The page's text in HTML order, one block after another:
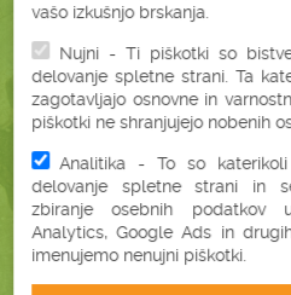
ZAKAJ BONATURA?
BREZ SKRITIH
STROŠKOV
BREZPLAČNA
DOSTAVA
vašo izkušnjo brskanja.
Nujni - Ti piškotki so
delovanje spletne strani. Ta
zagotavljajo osnovne in
piškotki ne shranjujejo nobenih
Analitika - To so
delovanje spletne strani in
zbiranje osebnih podatkov
Analytics, Google Ads in
imenujemo nenujni piškotki.